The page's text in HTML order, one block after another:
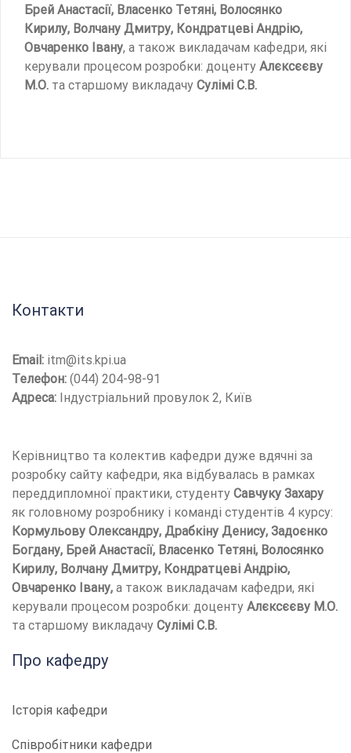
Брей Анастасії, Власенко Тетяні, Волосянко
Кирилу, Волчану Дмитру, Кондратцеві Андрію,
Овчаренко Івану, а також викладачам кафедри, які
керували процесом розробки: доценту Алєксєєву
М.О. та старшому викладачу Сулімі С.В.
Контакти
Email: itm@its.kpi.ua
Телефон: (044) 204-98-91
Адреса: Індустріальний провулок 2, Київ
Керівництво та колектив кафедри дуже вдячні за
розробку сайту кафедри, яка відбувалась в рамках
переддипломної практики, студенту Савчуку Захару
як головному розробнику і команді студентів 4 курсу:
Кормульову Олександру, Драбкіну Денису, Задоєнко
Богдану, Брей Анастасії, Власенко Тетяні, Волосянко
Кирилу, Волчану Дмитру, Кондратцеві Андрію,
Овчаренко Івану, а також викладачам кафедри, які
керували процесом розробки: доценту Алєксєєву М.О.
та старшому викладачу Сулімі С.В.
Про кафедру
Історія кафедри
Співробітники кафедри